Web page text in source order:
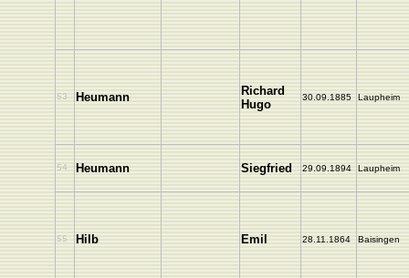
53 Heumann
Richard
Hugo
30.09.1885 Laupheim
54 Heumann Siegfried 29.09.1894 Laupheim
55 Hilb Emil 28.11.1864 Baisingen